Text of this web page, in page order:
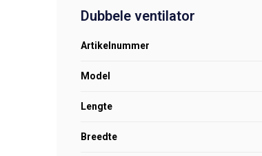
Dubbele ventilator
Artikelnummer
Model
Lengte
Breedte